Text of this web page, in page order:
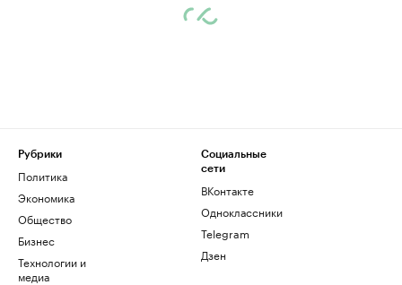
Рубрики
Политика
Экономика
Общество
Бизнес
Технологии и
медиа
Социальные
сети
ВКонтакте
Одноклассники
Telegram
Дзен